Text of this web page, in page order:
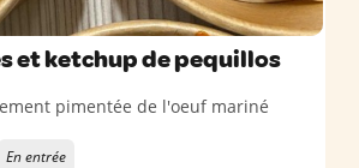
et ketchup de pequillos
pimentée de l'oeuf mariné
En entrée